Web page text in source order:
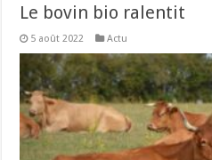
Le bovin bio ralentit
5 août 2022 Actu